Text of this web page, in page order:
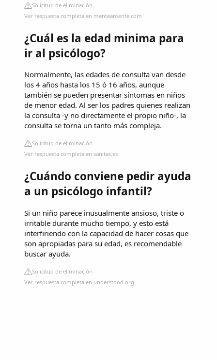
Solicitud de eliminación
Ver respuesta completa en menteamente.com
¿Cuál es la edad minima para
ir al psicólogo?
Normalmente, las edades de consulta van desde
los 4 años hasta los 15 ó 16 años, aunque
también se pueden presentar síntomas en niños
de menor edad. Al ser los padres quienes realizan
la consulta -y no directamente el propio niño-, la
consulta se torna un tanto más compleja.
Solicitud de eliminación
Ver respuesta completa en sanitas.es
¿Cuándo conviene pedir ayuda
a un psicólogo infantil?
Si un niño parece inusualmente ansioso, triste o
irritable durante mucho tiempo, y esto está
interfiriendo con la capacidad de hacer cosas que
son apropiadas para su edad, es recomendable
buscar ayuda.
Solicitud de eliminación
Ver respuesta completa en understood.org